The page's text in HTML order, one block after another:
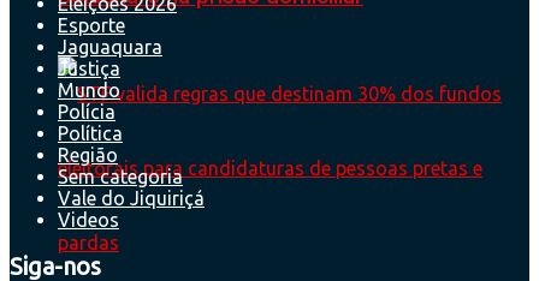
Esporte
Jaguaquara
Justiça
Mundo
Polícia
Política
Região
Sem categoria
Vale do Jiquiriçá
Videos
Siga-nos